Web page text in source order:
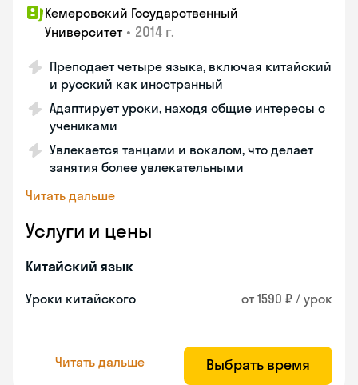
Кемеровский Государственный
Университет • 2014 г.
Преподает четыре языка, включая китайский
и русский как иностранный
Адаптирует уроки, находя общие интересы с
учениками
Увлекается танцами и вокалом, что делает
занятия более увлекательными
Читать дальше
Услуги и цены
Китайский язык
Уроки китайского от 1590 ₽ / урок
Читать дальше Выбрать время